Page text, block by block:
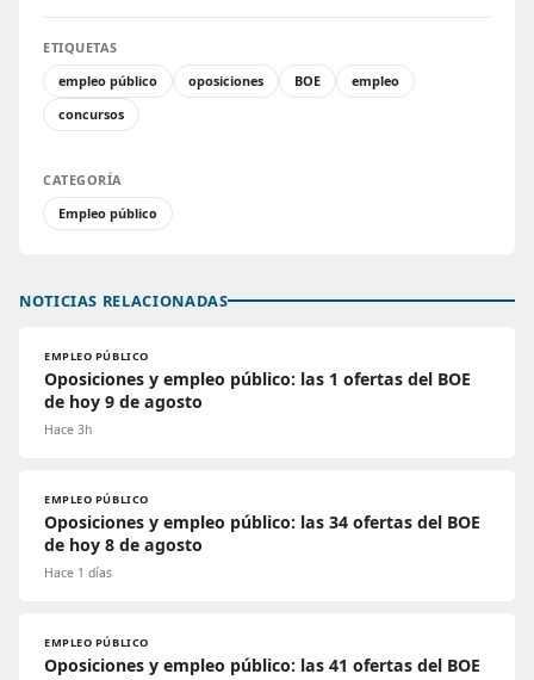
ETIQUETAS
empleo público
oposiciones BOE
empleo
concursos
CATEGORÍA
Empleo público
NOTICIAS RELACIONADAS
EMPLEO PÚBLICO
Oposiciones y empleo público: las 1 ofertas del BOE
de hoy 9 de agosto
Hace 3h
EMPLEO PÚBLICO
Oposiciones y empleo público: las 34 ofertas del BOE
de hoy 8 de agosto
Hace 1 días
EMPLEO PÚBLICO
Oposiciones y empleo público: las 41 ofertas del BOE